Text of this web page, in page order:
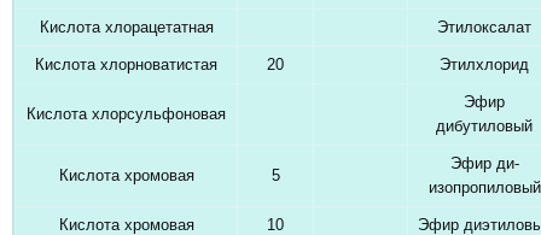
Кислота хлорацетатная Этилоксалат
Кислота хлорноватистая 20 Этилхлорид
Кислота хлорсульфоновая
Эфир
дибутиловый
Кислота хромовая 5
Эфир ди-
изопропиловый
Кислота хромовая 10 Эфир